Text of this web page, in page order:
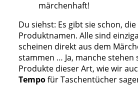
märchenhaft!
Du siehst: Es gibt sie schon,
Produktnamen. Alle sind
scheinen direkt aus dem
stammen … Ja, manche stehen
Produkte dieser Art, wie wir
Tempofür Taschentücher